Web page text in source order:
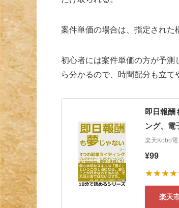
案件単価の場合は、指定された
初心者には案件単価の方が予測
ら分かるので、時間配分も立て
即日報酬
ング、電
楽天Kobo
¥99
楽天